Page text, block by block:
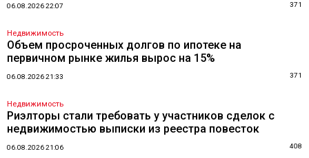
06.08.2026 22:07 371
Недвижимость
Объем просроченных долгов по ипотеке на
первичном рынке жилья вырос на 15%
06.08.2026 21:33 371
Недвижимость
Риэлторы стали требовать у участников сделок с
недвижимостью выписки из реестра повесток
06.08.2026 21:06 408